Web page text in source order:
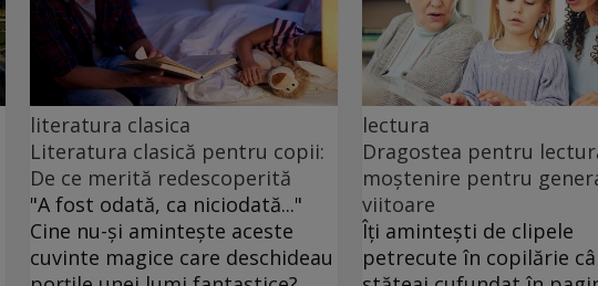
literatura clasica
Literatura clasică pentru copii:
De ce merită redescoperită
"A fost odată, ca niciodată..."
Cine nu-și amintește aceste
cuvinte magice care deschideau
lectura
Dragostea pentru
moștenire pentru
viitoare
Îți amintești de clipele
petrecute în copilărie